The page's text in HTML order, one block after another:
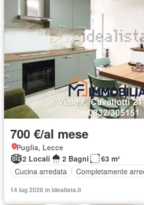
700 €/al mese
Puglia, Lecce
2 Locali
2 Bagni
63 m²
Cucina arredata
Completamente
14 lug 2026 in idealista.it